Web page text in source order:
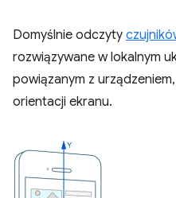
Domyślnie odczyty
rozwiązywane w lokalnym
powiązanym z
orientacji ekranu.